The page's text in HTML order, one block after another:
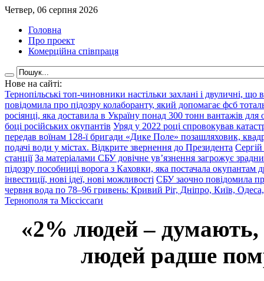
Четвер, 06 серпня 2026
Головна
Про проект
Комерційна співпраця
Нове на сайті:
Тернопільські топ-чиновники настільки захлані і двуличні, що
повідомила про підозру колаборанту, який допомагає фсб
росіянці, яка доставила в Україну понад 300 тонн вантажів для
боці російських окупантів Уряд у 2022 році спровокував
передав воїнам 128-ї бригади «Дике Поле» позашляховик,
подачі води у містах. Відкрите звернення до Президента
станції За матеріалами СБУ довічне ув’язнення загрожує
підозру пособниці ворога з Каховки, яка постачала окупантам
інвестиції, нові ідеї, нові можливості СБУ заочно повідомила
червня вода по 78–96 гривень: Кривий Ріг, Дніпро, Київ,
Тернополя та Міссіссаґи
«2% людей –
людей радше